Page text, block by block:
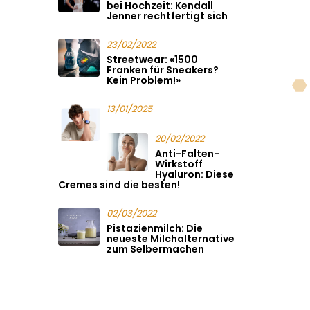
bei Hochzeit: Kendall
Jenner rechtfertigt sich
23/02/2022
Streetwear: «1500
Franken für Sneakers?
Kein Problem!»
13/01/2025
20/02/2022
Anti-Falten-
Wirkstoff
Hyaluron: Diese
Cremes sind die besten!
02/03/2022
Pistazienmilch: Die
neueste Milchalternative
zum Selbermachen